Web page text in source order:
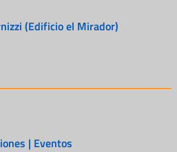
(Edificio el Mirador)
| Eventos